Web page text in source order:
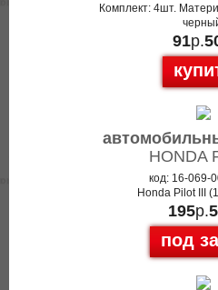
Комплект: 4шт.
91р.
HONDA
код: 16-069-
Honda Pilot III
195р.
под